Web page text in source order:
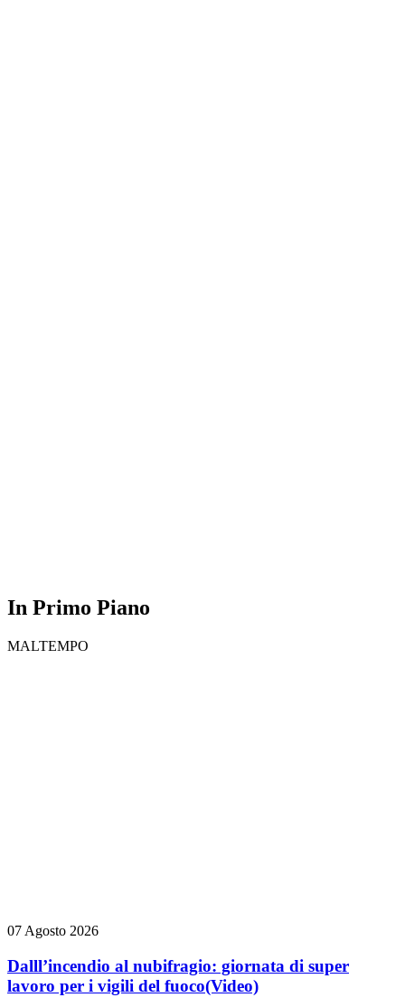
In Primo Piano
MALTEMPO
07 Agosto 2026
Dalll’incendio al nubifragio: giornata di super
lavoro per i vigili del fuoco(Video)